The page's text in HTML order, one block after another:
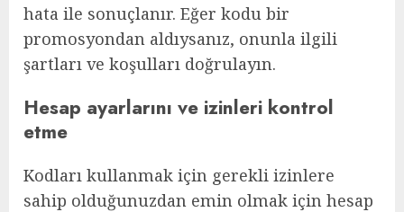
hata ile sonuçlanır. Eğer kodu bir
promosyondan aldıysanız, onunla ilgili
şartları ve koşulları doğrulayın.
Hesap ayarlarını ve izinleri kontrol
etme
Kodları kullanmak için gerekli izinlere
sahip olduğunuzdan emin olmak için hesap